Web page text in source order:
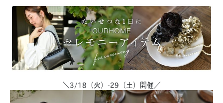
＼3/18（火）-29（土）開催／